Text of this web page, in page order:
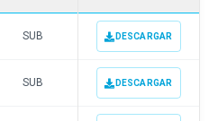
SUB DESCARGAR
SUB DESCARGAR